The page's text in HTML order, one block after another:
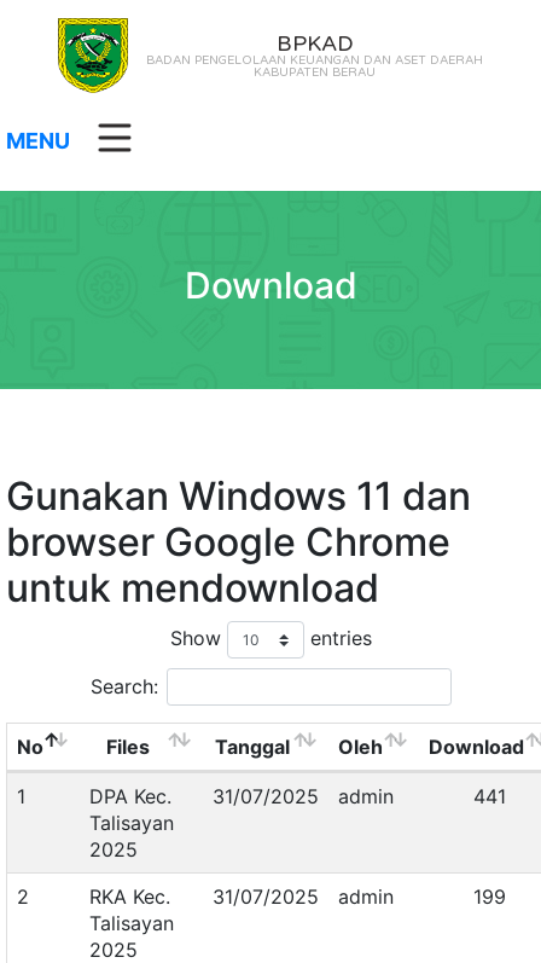
BPKAD
BADAN PENGELOLAAN KEUANGAN DAN ASET DAERAH
KABUPATEN BERAU
MENU
Download
Gunakan Windows 11 dan
browser Google Chrome
untuk mendownload
Show entries
Search:
No Files Tanggal Oleh Download
1
DPA Kec.
Talisayan
2025
31/07/2025 admin 441
2
RKA Kec.
Talisayan
2025
31/07/2025 admin 199